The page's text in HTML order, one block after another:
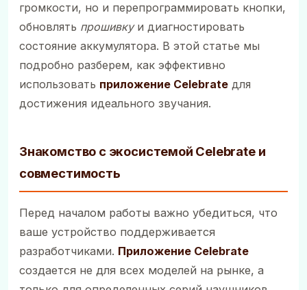
громкости, но и перепрограммировать кнопки,
обновлять прошивкуи диагностировать
состояние аккумулятора. В этой статье мы
подробно разберем, как эффективно
использовать приложение Celebrate для
достижения идеального звучания.
Знакомство с экосистемой Celebrate и
совместимость
Перед началом работы важно убедиться, что
ваше устройство поддерживается
разработчиками. Приложение Celebrate
создается не для всех моделей на рынке, а